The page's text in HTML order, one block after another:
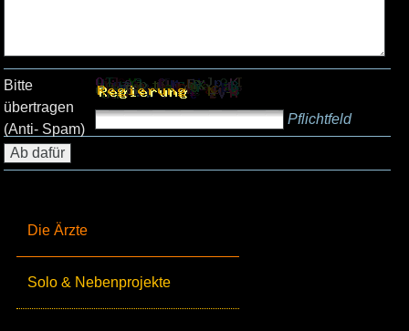
Die Ärzte
Solo & Nebenprojekte
Bitte
übertragen
(Anti- Spam)
Pflichtfeld